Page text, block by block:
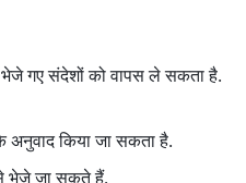
किया जा सकता है.